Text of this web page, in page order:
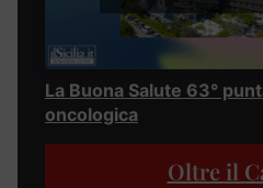
La Buona Salute 63°
oncologica
Oltre il